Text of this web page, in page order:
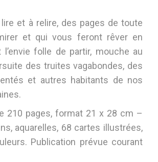
lire et à relire, des pages de toute
et qui vous feront rêver en
l’envie folle de partir, mouche au
des truites vagabondes, des
et autres habitants de nos
210 pages, format 21 x 28 cm –
aquarelles, 68 cartes illustrées,
Publication prévue courant